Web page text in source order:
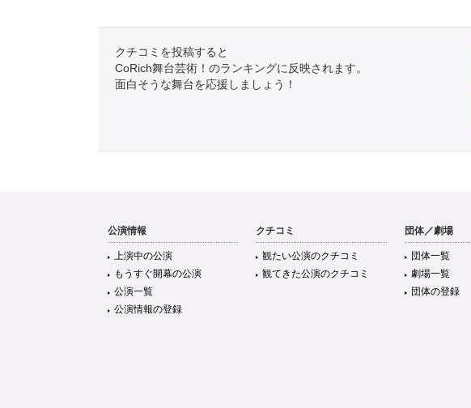
クチコミを投稿すると
CoRich舞台芸術！のランキングに反映されます。
面白そうな舞台を応援しましょう！
公演情報
上演中の公演
もうすぐ開幕の公演
公演一覧
公演情報の登録
クチコミ
観たい公演のクチコミ
観てきた公演のクチコミ
団体／劇場
団体一覧
劇場一覧
団体の登録